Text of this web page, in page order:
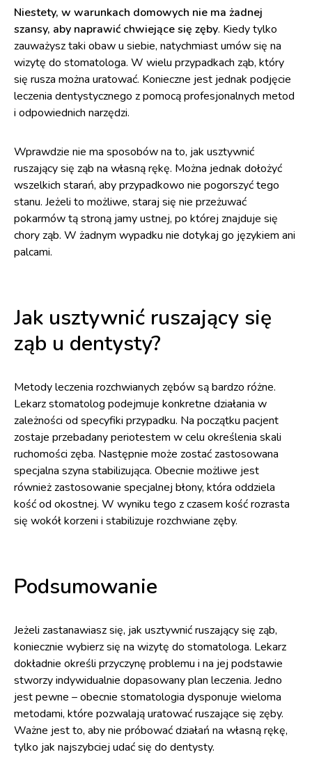
Niestety, w warunkach domowych nie ma żadnej
szansy, aby naprawić chwiejące się zęby. Kiedy tylko
zauważysz taki obaw u siebie, natychmiast umów się na
wizytę do stomatologa. W wielu przypadkach ząb, który
się rusza można uratować. Konieczne jest jednak podjęcie
leczenia dentystycznego z pomocą profesjonalnych metod
i odpowiednich narzędzi.
Wprawdzie nie ma sposobów na to, jak usztywnić
ruszający się ząb na własną rękę. Można jednak dołożyć
wszelkich starań, aby przypadkowo nie pogorszyć tego
stanu. Jeżeli to możliwe, staraj się nie przeżuwać
pokarmów tą stroną jamy ustnej, po której znajduje się
chory ząb. W żadnym wypadku nie dotykaj go językiem ani
palcami.
Jak usztywnić ruszający się
ząb u dentysty?
Metody leczenia rozchwianych zębów są bardzo różne.
Lekarz stomatolog podejmuje konkretne działania w
zależności od specyfiki przypadku. Na początku pacjent
zostaje przebadany periotestem w celu określenia skali
ruchomości zęba. Następnie może zostać zastosowana
specjalna szyna stabilizująca. Obecnie możliwe jest
również zastosowanie specjalnej błony, która oddziela
kość od okostnej. W wyniku tego z czasem kość rozrasta
się wokół korzeni i stabilizuje rozchwiane zęby.
Podsumowanie
Jeżeli zastanawiasz się, jak usztywnić ruszający się ząb,
koniecznie wybierz się na wizytę do stomatologa. Lekarz
dokładnie określi przyczynę problemu i na jej podstawie
stworzy indywidualnie dopasowany plan leczenia. Jedno
jest pewne – obecnie stomatologia dysponuje wieloma
metodami, które pozwalają uratować ruszające się zęby.
Ważne jest to, aby nie próbować działań na własną rękę,
tylko jak najszybciej udać się do dentysty.